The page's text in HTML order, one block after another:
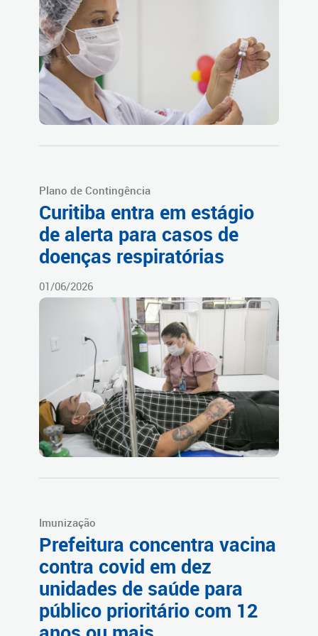
Plano de Contingência
Curitiba entra em estágio
de alerta para casos de
doenças respiratórias
01/06/2026
Imunização
Prefeitura concentra vacina
contra covid em dez
unidades de saúde para
público prioritário com 12